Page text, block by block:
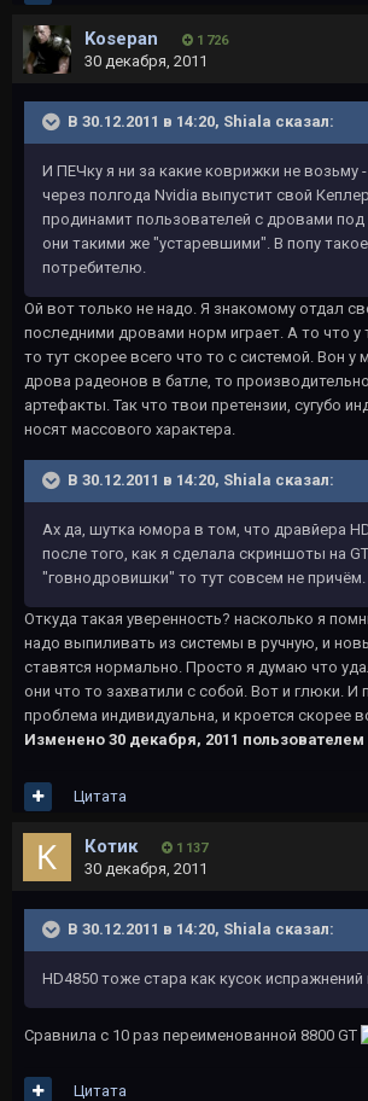
Kosepan 1 726
30 декабря, 2011
В 30.12.2011 в 14:20, Shiala сказал:
И ПЕЧку я ни за какие коврижки не возьму
через полгода Nvidia выпустит свой
продинамит пользователей с дровами под
они такими же "устаревшими". В попу
потребителю.
Ой вот только не надо. Я знакомому отдал
последними дровами норм играет. А то что у
то тут скорее всего что то с системой. Вон у
дрова радеонов в батле, то
артефакты. Так что твои претензии, сугубо
носят массового характера.
В 30.12.2011 в 14:20, Shiala сказал:
Ах да, шутка юмора в том, что дравйера
после того, как я сделала скриншоты на
"говнодровишки" то тут совсем не причём.
Откуда такая уверенность? насколько я
надо выпиливать из системы в ручную, и
ставятся нормально. Просто я думаю что
они что то захватили с собой. Вот и глюки.
проблема индивидуальна, и кроется скорее
Изменено 30 декабря, 2011 пользователем
Цитата
Котик 1 137
30 декабря, 2011
В 30.12.2011 в 14:20, Shiala сказал:
HD4850 тоже стара как кусок
Сравнила с 10 раз переименованной 8800 GT
Цитата